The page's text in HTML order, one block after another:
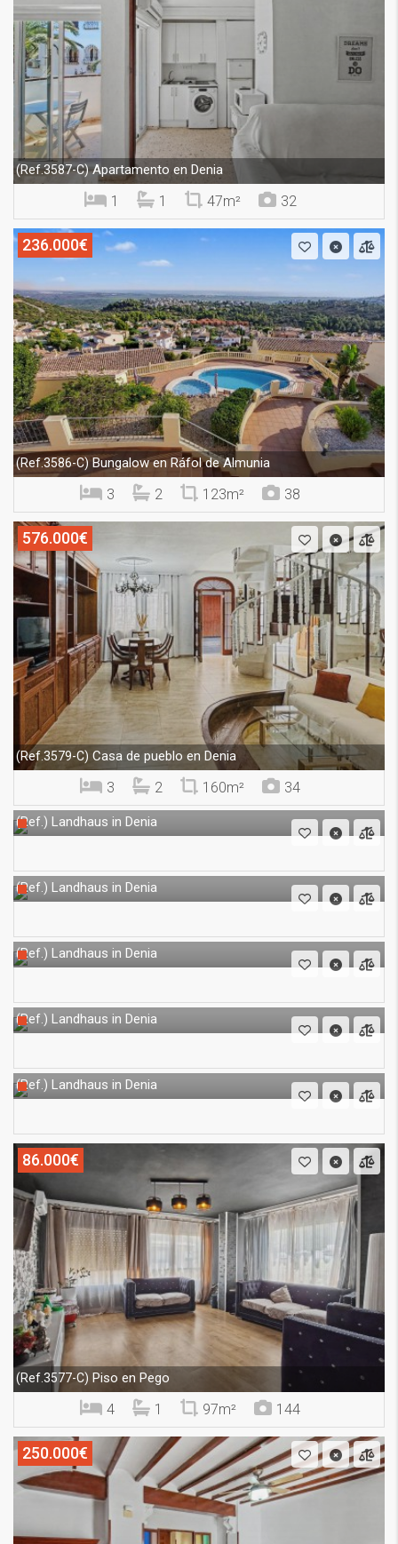
(Ref.3587-C)Apartamento en Denia
1 1 47m² 32
236.000€
(Ref.3586-C)Bungalow en Ráfol de Almunia
3 2 123m² 38
576.000€
(Ref.3579-C) Casa de pueblo en Denia
3 2 160m² 34
(Ref.) Landhaus in Denia
(Ref.) Landhaus in Denia
(Ref.) Landhaus in Denia
(Ref.) Landhaus in Denia
(Ref.) Landhaus in Denia
86.000€
(Ref.3577-C) Piso en Pego
4 1 97m² 144
250.000€